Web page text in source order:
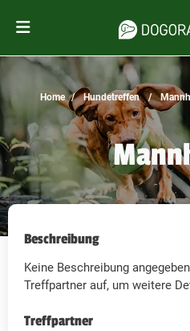
Home Hundetreffen
Beschreibung
Keine Beschreibung
Treffpartner auf, um weitere
Treffpartner